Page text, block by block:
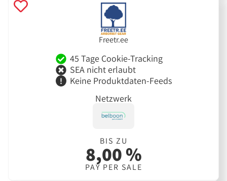
Freetr.ee
45 Tage Cookie-Tracking
SEA nicht erlaubt
Keine Produktdaten-Feeds
Netzwerk
BIS ZU
8,00 %
PAY PER SALE